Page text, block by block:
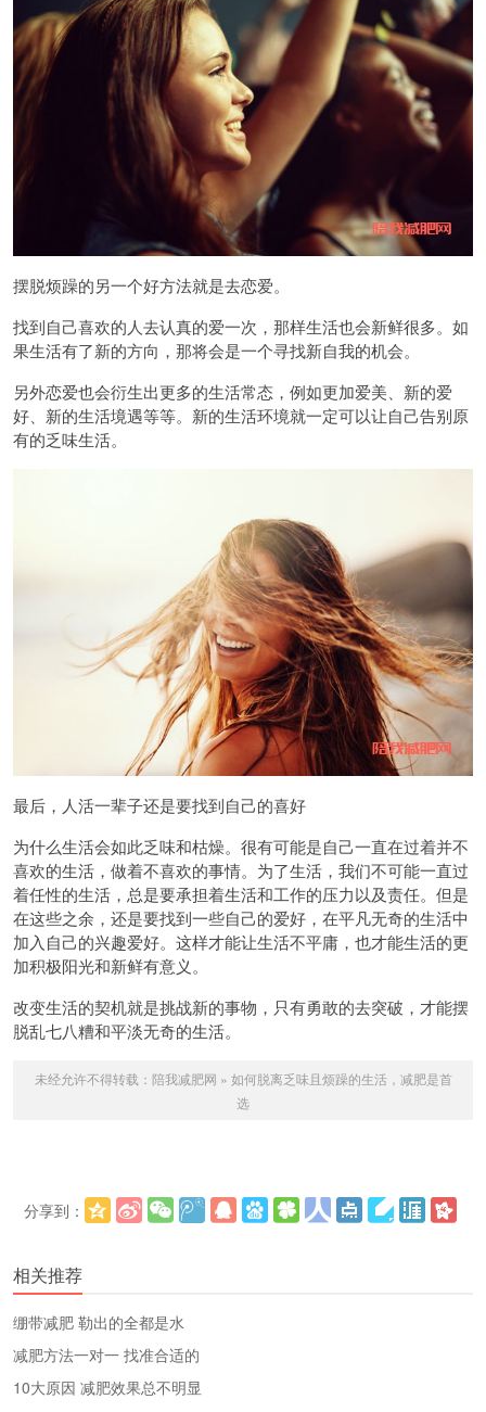
摆脱烦躁的另一个好方法就是去恋爱。
找到自己喜欢的人去认真的爱一次，那样生活也会新鲜很多。如
果生活有了新的方向，那将会是一个寻找新自我的机会。
另外恋爱也会衍生出更多的生活常态，例如更加爱美、新的爱
好、新的生活境遇等等。新的生活环境就一定可以让自己告别原
有的乏味生活。
最后，人活一辈子还是要找到自己的喜好
为什么生活会如此乏味和枯燥。很有可能是自己一直在过着并不
喜欢的生活，做着不喜欢的事情。为了生活，我们不可能一直过
着任性的生活，总是要承担着生活和工作的压力以及责任。但是
在这些之余，还是要找到一些自己的爱好，在平凡无奇的生活中
加入自己的兴趣爱好。这样才能让生活不平庸，也才能生活的更
加积极阳光和新鲜有意义。
改变生活的契机就是挑战新的事物，只有勇敢的去突破，才能摆
脱乱七八糟和平淡无奇的生活。
未经允许不得转载： 陪我减肥网 » 如何脱离乏味且烦躁的生活，减肥是首
选
分享到：
相关推荐
绷带减肥 勒出的全都是水
减肥方法一对一 找准合适的
10大原因 减肥效果总不明显